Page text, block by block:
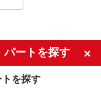
を見る
NEW
パートを探す
を探す